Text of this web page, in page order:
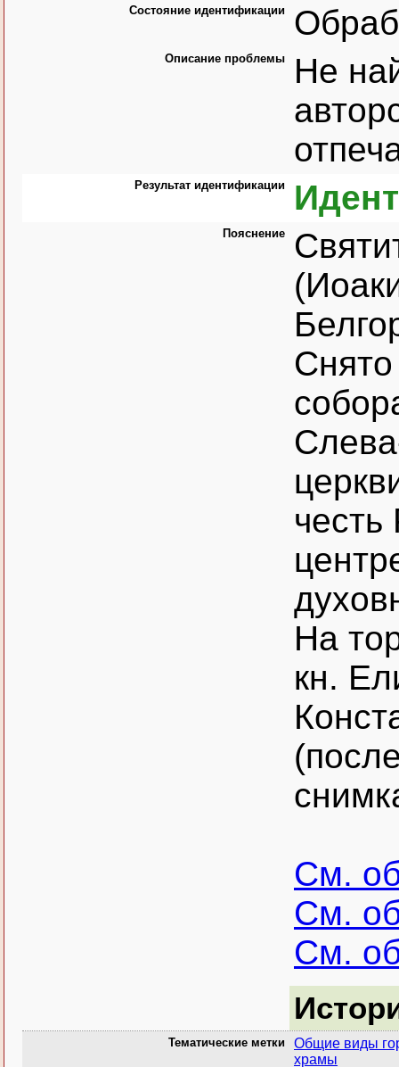
Состояние идентификации
Описание проблемы
Не
Результат идентификации
Пояснение
Снято
На
кн.
См.
См.
См.
Тематические метки
Общие виды
храмы